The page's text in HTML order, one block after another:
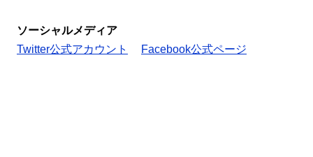
ソーシャルメディア
Twitter公式アカウント
Facebook公式ページ